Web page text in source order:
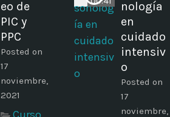
eo de
PIC y
PPC
Posted on
17
noviembre,
2021
nología
en
cuidado
intensiv
o
Posted on
17
noviembre,